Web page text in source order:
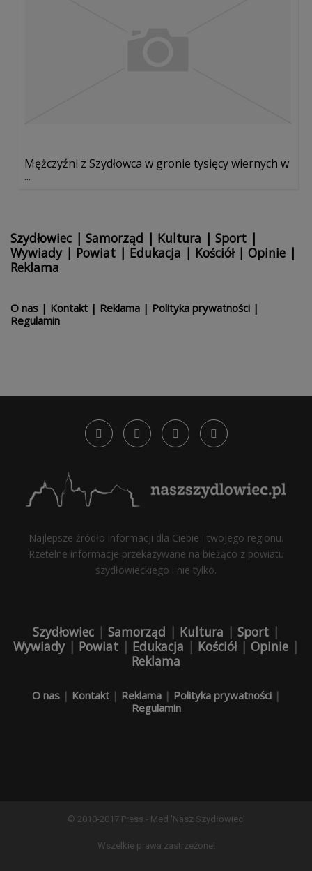
Mężczyźni z Szydłowca w gronie tysięcy wiernych w
...
Szydłowiec | Samorząd | Kultura | Sport |
Wywiady| Powiat | Edukacja | Kościół| Opinie |
Reklama
O nas | Kontakt | Reklama | Polityka prywatności |
Regulamin
Najlepsze źródło informacji dla Ciebie i twojego regionu.
Rzetelne informacje przekazywane na bieżąco z powiatu
szydłowieckiego i nie tylko.
Szydłowiec | Samorząd | Kultura | Sport |
Wywiady| Powiat | Edukacja | Kościół| Opinie |
Reklama
O nas| Kontakt| Reklama| Polityka prywatności|
Regulamin
© 2010-2017 Press - Med 'Nasz Szydłowiec'
Wszelkie prawa zastrzeżone!